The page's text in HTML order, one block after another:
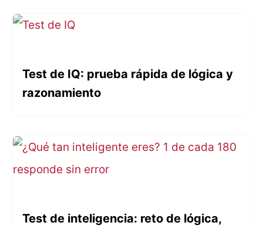
Test de IQ: prueba rápida de lógica y
razonamiento
Test de inteligencia: reto de lógica,